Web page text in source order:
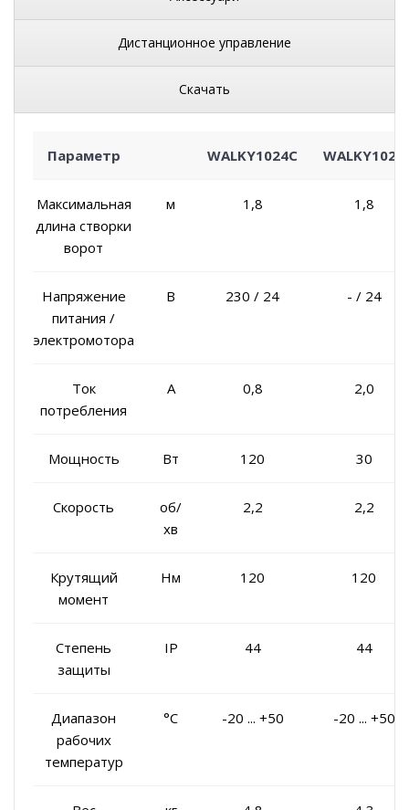
Дистанционное управление
Скачать
Параметр WALKY1024C WALKY1024
Максимальная
длина створки
ворот
м 1,8 1,8
Напряжение
питания /
электромотора
В 230 / 24 - / 24
Ток
потребления
A 0,8 2,0
Мощность Вт 120 30
Скорость
об/
хв
2,2 2,2
Крутящий
момент
Нм 120 120
Степень
защиты
IP 44 44
Диапазон
рабочих
температур
°C -20 ... +50 -20 ... +50